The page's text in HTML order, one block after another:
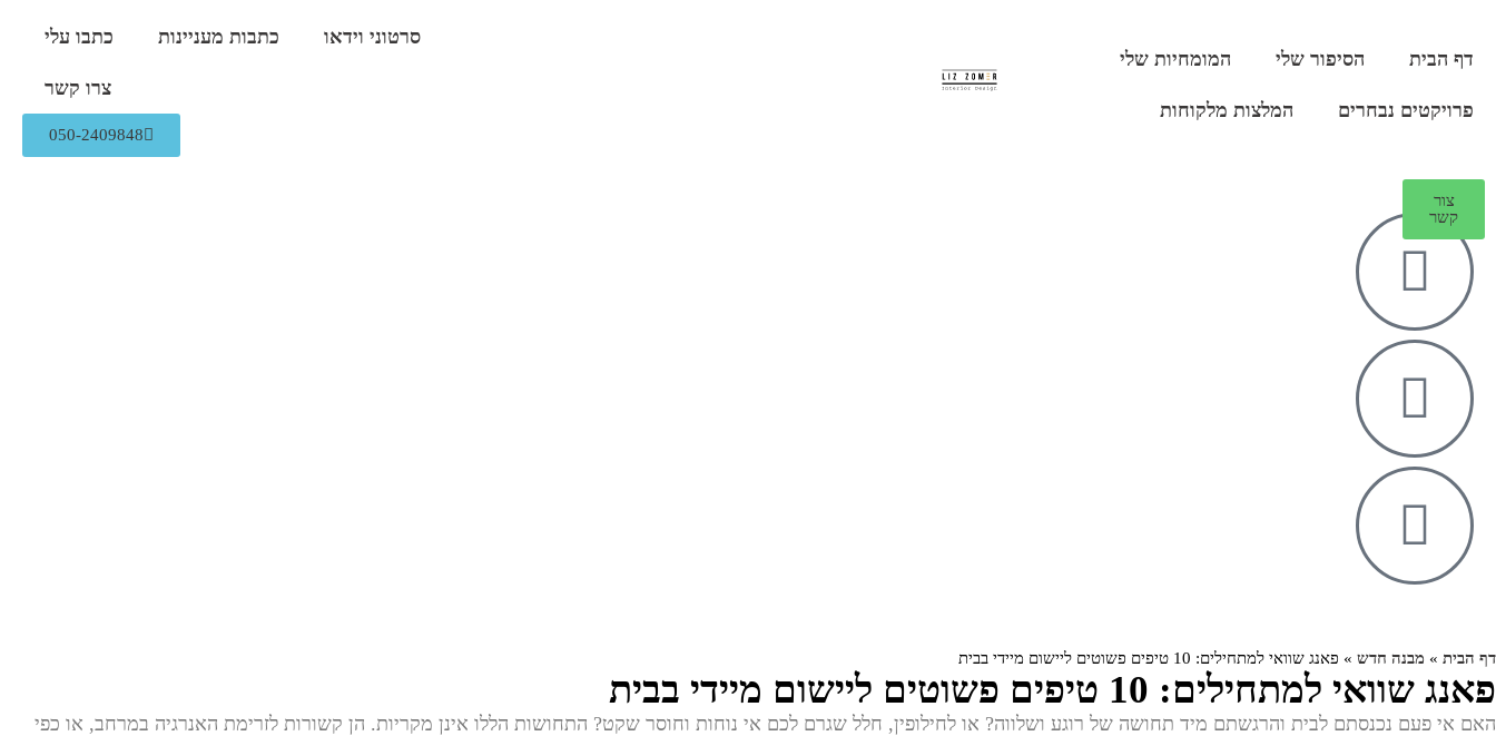
דף הבית הסיפור שלי המומחיות שלי
פרויקטים נבחרים המלצות מלקוחות
סרטוני וידאו כתבות מעניינות כתבו עלי
צרו קשר
050-2409848
צור
קשר
דף הבית » מבנה חדש » פאנג שוואי למתחילים: 10 טיפים פשוטים ליישום מיידי בבית
פאנג שוואי למתחילים: 10 טיפים פשוטים ליישום מיידי בבית
האם אי פעם נכנסתם לבית והרגשתם מיד תחושה של רוגע ושלווה? או לחילופין, חלל שגרם לכם אי נוחות וחוסר שקט? התחושות הללו אינן מקריות. הן קשורות לזרימת האנרגיה במרחב, או כפי